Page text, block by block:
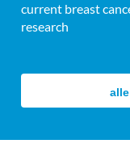
current breast
research